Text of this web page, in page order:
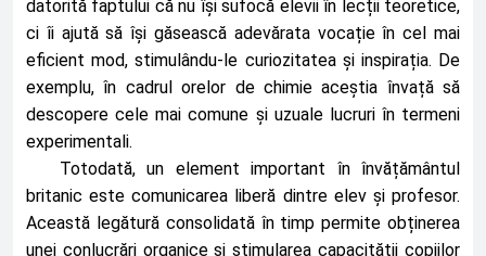
datorită faptului că nu își sufocă elevii în lecții teoretice,
ci îi ajută să își găsească adevărata vocație în cel mai
eficient mod, stimulându-le curiozitatea și inspirația. De
exemplu, în cadrul orelor de chimie aceștia învață să
descopere cele mai comune și uzuale lucruri în termeni
experimentali.
Totodată, un element important în învățământul
britanic este comunicarea liberă dintre elev și profesor.
Această legătură consolidată în timp permite obținerea
unei conlucrări organice și stimularea capacității copiilor